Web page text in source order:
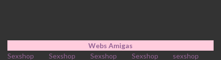
Webs Amigas
Sexshop
Sexshop
Sexshop
Sexshop
sexshop